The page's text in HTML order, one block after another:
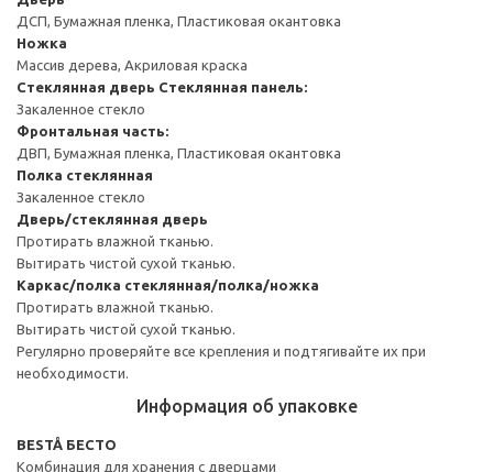
ДСП, Бумажная пленка, Пластиковая окантовка
Ножка
Массив дерева, Акриловая краска
Стеклянная дверь Стеклянная панель:
Закаленное стекло
Фронтальная часть:
ДВП, Бумажная пленка, Пластиковая окантовка
Полка стеклянная
Закаленное стекло
Дверь/стеклянная дверь
Протирать влажной тканью.
Вытирать чистой сухой тканью.
Каркас/полка стеклянная/полка/ножка
Протирать влажной тканью.
Вытирать чистой сухой тканью.
Регулярно проверяйте все крепления и подтягивайте их при
необходимости.
Информация об упаковке
BESTÅ БЕСТО
Комбинация для хранения с дверцами